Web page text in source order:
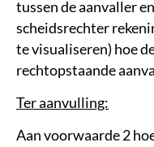
tussen de aanvaller
scheidsrechter
te visualiseren) hoe
rechtopstaande
Ter aanvulling:
Aan voorwaarde 2